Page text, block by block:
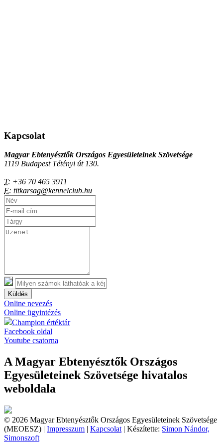
Kapcsolat
Magyar Ebtenyésztők Országos Egyesületeinek Szövetsége
1119 Budapest Tétényi út 130.
T: +36 70 465 3911
E: titkarsag@kennelclub.hu
Küldés
Online nevezés
Online ügyintézés
Champion értéktár
Facebook oldal
Youtube csatorna
A Magyar Ebtenyésztők Országos
Egyesületeinek Szövetsége hivatalos
weboldala
© 2026 Magyar Ebtenyésztők Országos Egyesületeinek Szövetsége
(MEOESZ) | Impresszum | Kapcsolat | Készítette: Simon Nándor,
Simonszoft